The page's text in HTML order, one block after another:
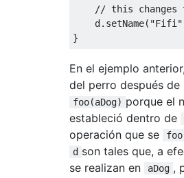
// this changes
    d
. setName( "Fifi"
}
En el ejemplo anterior,
del perro después de
foo(aDog) porque el
estableció dentro de
operación que se
foo
d son tales que, a
se realizan en
aDog ,